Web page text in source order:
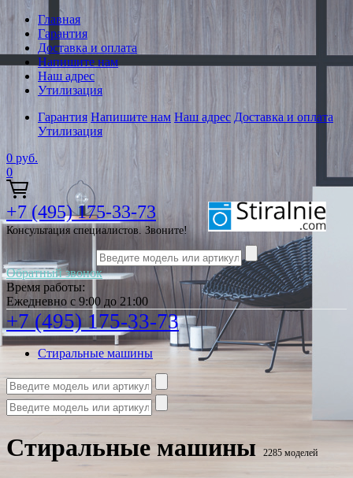
Главная
Гарантия
Доставка и оплата
Напишите нам
Наш адрес
Утилизация
Гарантия Напишите нам Наш адрес Доставка и оплата
Утилизация
0 руб.
0
+7 (495) 175-33-73
Консультация специалистов. Звоните!
Обратный звонок
Время работы:
Ежедневно с 9:00 до 21:00
+7 (495) 175-33-73
Стиральные машины
Стиральные машины 2285 моделей